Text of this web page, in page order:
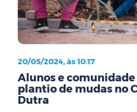
20/05/2024, às 10:17
Alunos e
plantio de mudas no
Dutra